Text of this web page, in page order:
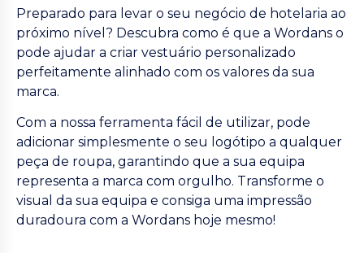
Preparado para levar o seu negócio de hotelaria ao
próximo nível? Descubra como é que a Wordans o
pode ajudar a criar vestuário personalizado
perfeitamente alinhado com os valores da sua
marca.
Com a nossa ferramenta fácil de utilizar, pode
adicionar simplesmente o seu logótipo a qualquer
peça de roupa, garantindo que a sua equipa
representa a marca com orgulho. Transforme o
visual da sua equipa e consiga uma impressão
duradoura com a Wordans hoje mesmo!